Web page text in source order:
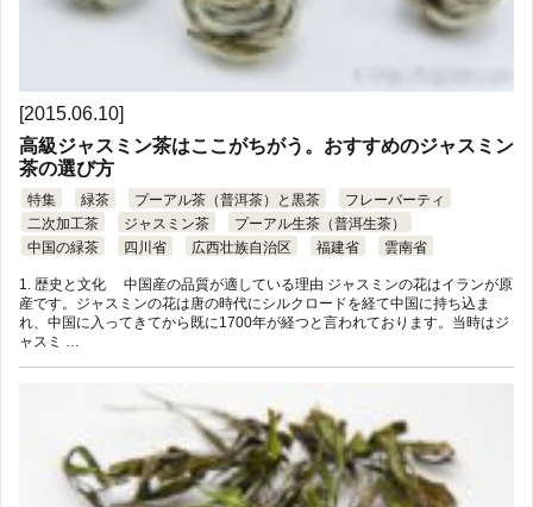
[2015.06.10]
高級ジャスミン茶はここがちがう。おすすめのジャスミン
茶の選び方
特集 緑茶 プーアル茶（普洱茶）と黒茶
フレーバーティ
二次加工茶
ジャスミン茶
プーアル生茶（普洱生茶）
中国の緑茶
四川省 広西壮族自治区 福建省 雲南省
1. 歴史と文化 中国産の品質が適している理由 ジャスミンの花はイランが原
産です。ジャスミンの花は唐の時代にシルクロードを経て中国に持ち込ま
れ、中国に入ってきてから既に1700年が経つと言われております。当時はジ
ャスミ …